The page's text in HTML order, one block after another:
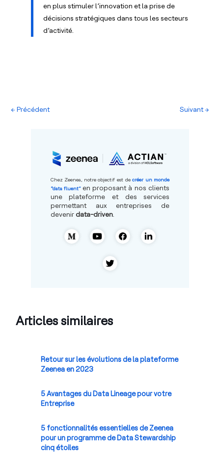
en plus stimuler l’innovation et la prise de
décisions stratégiques dans tous les secteurs
d’activité.
←Précédent Suivant→
Chez Zeenea, notre objectif est decréer un monde
“data fluent” en proposant à nos clients
une plateforme et des services
permettant aux entreprises de
devenirdata-driven.
Articles similaires
Retour sur les évolutions de la plateforme
Zeenea en 2023
5 Avantages du Data Lineage pour votre
Entreprise
5 fonctionnalités essentielles de Zeenea
pour un programme de Data Stewardship
cinq étoiles